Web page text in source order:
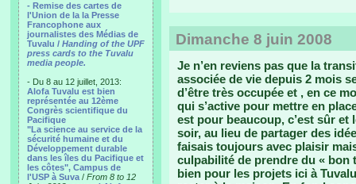
- Remise des cartes de
l'Union de la la Presse
Francophone aux
journalistes des Médias de
Tuvalu / Handing of the UPF
press cards to the Tuvalu
media people.
- Du 8 au 12 juillet, 2013:
Alofa Tuvalu est bien
représentée au 12ème
Congrès scientifique du
Pacifique
"La science au service de la
sécurité humaine et du
Développement durable
dans les îles du Pacifique et
les côtes", Campus de
l'USP à Suva / From 8 to 12
Dimanche 8 juin 2008
Je n’en reviens pas que la
associée de vie depuis 2 mois
d’être très occupée et , en ce
qui s’active pour mettre en
est pour beaucoup, c’est sûr et
soir, au lieu de partager des
faisais toujours avec plaisir
culpabilité de prendre du « bon
bien pour les projets ici à